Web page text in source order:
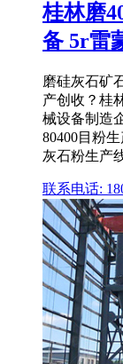
桂林磨
备 5r雷
磨硅灰石矿
产创收？桂
械设备制造
80400目粉
灰石粉生产
联系电话: